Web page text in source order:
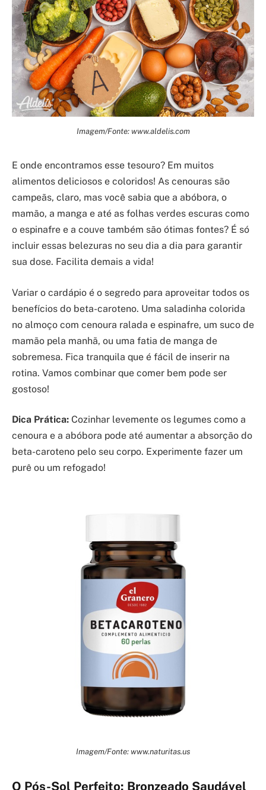
Imagem/Fonte: www.aldelis.com
E onde encontramos esse tesouro? Em muitos
alimentos deliciosos e coloridos! As cenouras são
campeãs, claro, mas você sabia que a abóbora, o
mamão, a manga e até as folhas verdes escuras como
o espinafre e a couve também são ótimas fontes? É só
incluir essas belezuras no seu dia a dia para garantir
sua dose. Facilita demais a vida!
Variar o cardápio é o segredo para aproveitar todos os
benefícios do beta-caroteno. Uma saladinha colorida
no almoço com cenoura ralada e espinafre, um suco de
mamão pela manhã, ou uma fatia de manga de
sobremesa. Fica tranquila que é fácil de inserir na
rotina. Vamos combinar que comer bem pode ser
gostoso!
Dica Prática: Cozinhar levemente os legumes como a
cenoura e a abóbora pode até aumentar a absorção do
beta-caroteno pelo seu corpo. Experimente fazer um
purê ou um refogado!
Imagem/Fonte: www.naturitas.us
O Pós-Sol Perfeito: Bronzeado Saudável